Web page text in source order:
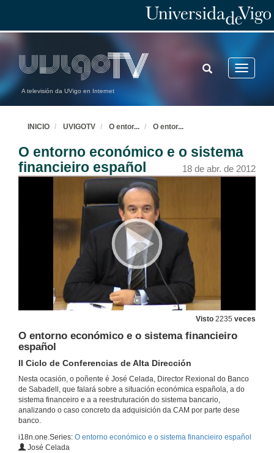
A televisión da UVigo en Internet
Toggle
TOGGLE
SEARCH
INICIO UVIGOTV O entor... O entor...
O entorno económico e o sistema
financieiro español
18 de abr. de 2012
Visto 2235 veces
O entorno económico e o sistema financieiro
español
II Ciclo de Conferencias de Alta Dirección
Nesta ocasión, o poñente é José Celada, Director Rexional do Banco
de Sabadell, que falará sobre a situación económica española, a do
sistema financeiro e a a reestruturación do sistema bancario,
analizando o caso concreto da adquisición da CAM por parte dese
banco.
i18n.one.Series: O entorno económico e o sistema financieiro español
José Celada